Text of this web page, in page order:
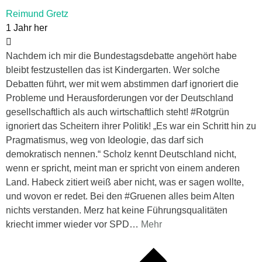
Reimund Gretz
1 Jahr her
Nachdem ich mir die Bundestagsdebatte angehört habe
bleibt festzustellen das ist Kindergarten. Wer solche
Debatten führt, wer mit wem abstimmen darf ignoriert die
Probleme und Herausforderungen vor der Deutschland
gesellschaftlich als auch wirtschaftlich steht! #Rotgrün
ignoriert das Scheitern ihrer Politik! „Es war ein Schritt hin zu
Pragmatismus, weg von Ideologie, das darf sich
demokratisch nennen.“ Scholz kennt Deutschland nicht,
wenn er spricht, meint man er spricht von einem anderen
Land. Habeck zitiert weiß aber nicht, was er sagen wollte,
und wovon er redet. Bei den #Gruenen alles beim Alten
nichts verstanden. Merz hat keine Führungsqualitäten
kriecht immer wieder vor SPD… Mehr